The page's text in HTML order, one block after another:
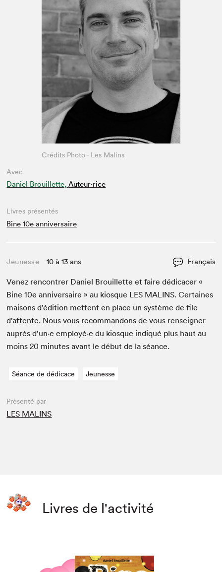
Avec
Daniel Brouillette, Auteur·rice
Crédits Photo - Les Malins
Livres présentés
Bine 10e anniversaire
Jeunesse 10 à 13 ans Français
Venez ren­con­tr­er Daniel Brouil­lette et faire dédi­cac­er «
Bine10e anniver­saire » au kiosque LES MALINS. Cer­taines
maisons d’édi­tion met­tent en place un sys­tème de file
d’at­tente. Nous vous recom­man­dons de vous ren­seign­er
auprès d’un·e employé·e du kiosque indiqué plus haut au
moins20 min­utes avant le début de la séance.
Séance de dédicace Jeunesse
Présenté par
LES MALINS
Livres de l'activité